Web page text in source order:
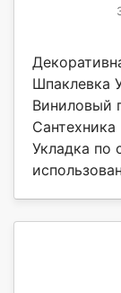
Шпаклевка
Виниловый
Сантехника
Укладка по